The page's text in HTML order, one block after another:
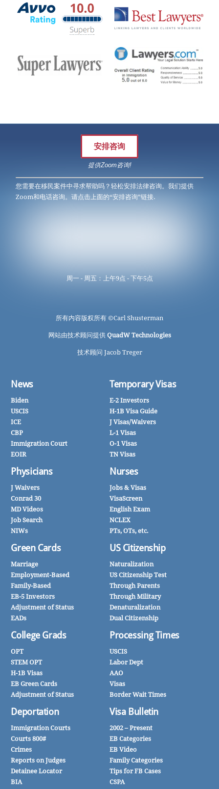
安排咨询
提供Zoom咨询!
您需要在移民案件中寻求帮助吗？轻松安排法律咨询。我们提供
Zoom和电话咨询。请点击上面的“安排咨询”链接.
周一 - 周五：上午9点 - 下午5点
所有内容版权所有 ©Carl Shusterman
网站由技术顾问提供 QuadW Technologies
技术顾问 Jacob Treger
News
Biden
USCIS
ICE
CBP
Immigration Court
EOIR
Physicians
J Waivers
Conrad 30
MD Videos
Job Search
NIWs
Green Cards
Marriage
Employment-Based
Family-Based
EB-5 Investors
Adjustment of Status
EADs
College Grads
OPT
STEM OPT
H-1B Visas
EB Green Cards
Adjustment of Status
Deportation
Immigration Courts
Courts 800#
Crimes
Reports on Judges
Detainee Locator
BIA
Temporary Visas
E-2 Investors
H-1B Visa Guide
J Visas/Waivers
L-1 Visas
O-1 Visas
TN Visas
Nurses
Jobs & Visas
VisaScreen
English Exam
NCLEX
PTs, OTs, etc.
US Citizenship
Naturalization
US Citizenship Test
Through Parents
Through Military
Denaturalization
Dual Citizenship
Processing Times
USCIS
Labor Dept
AAO
Visas
Border Wait Times
Visa Bulletin
2002 – Present
EB Categories
EB Video
Family Categories
Tips for FB Cases
CSPA